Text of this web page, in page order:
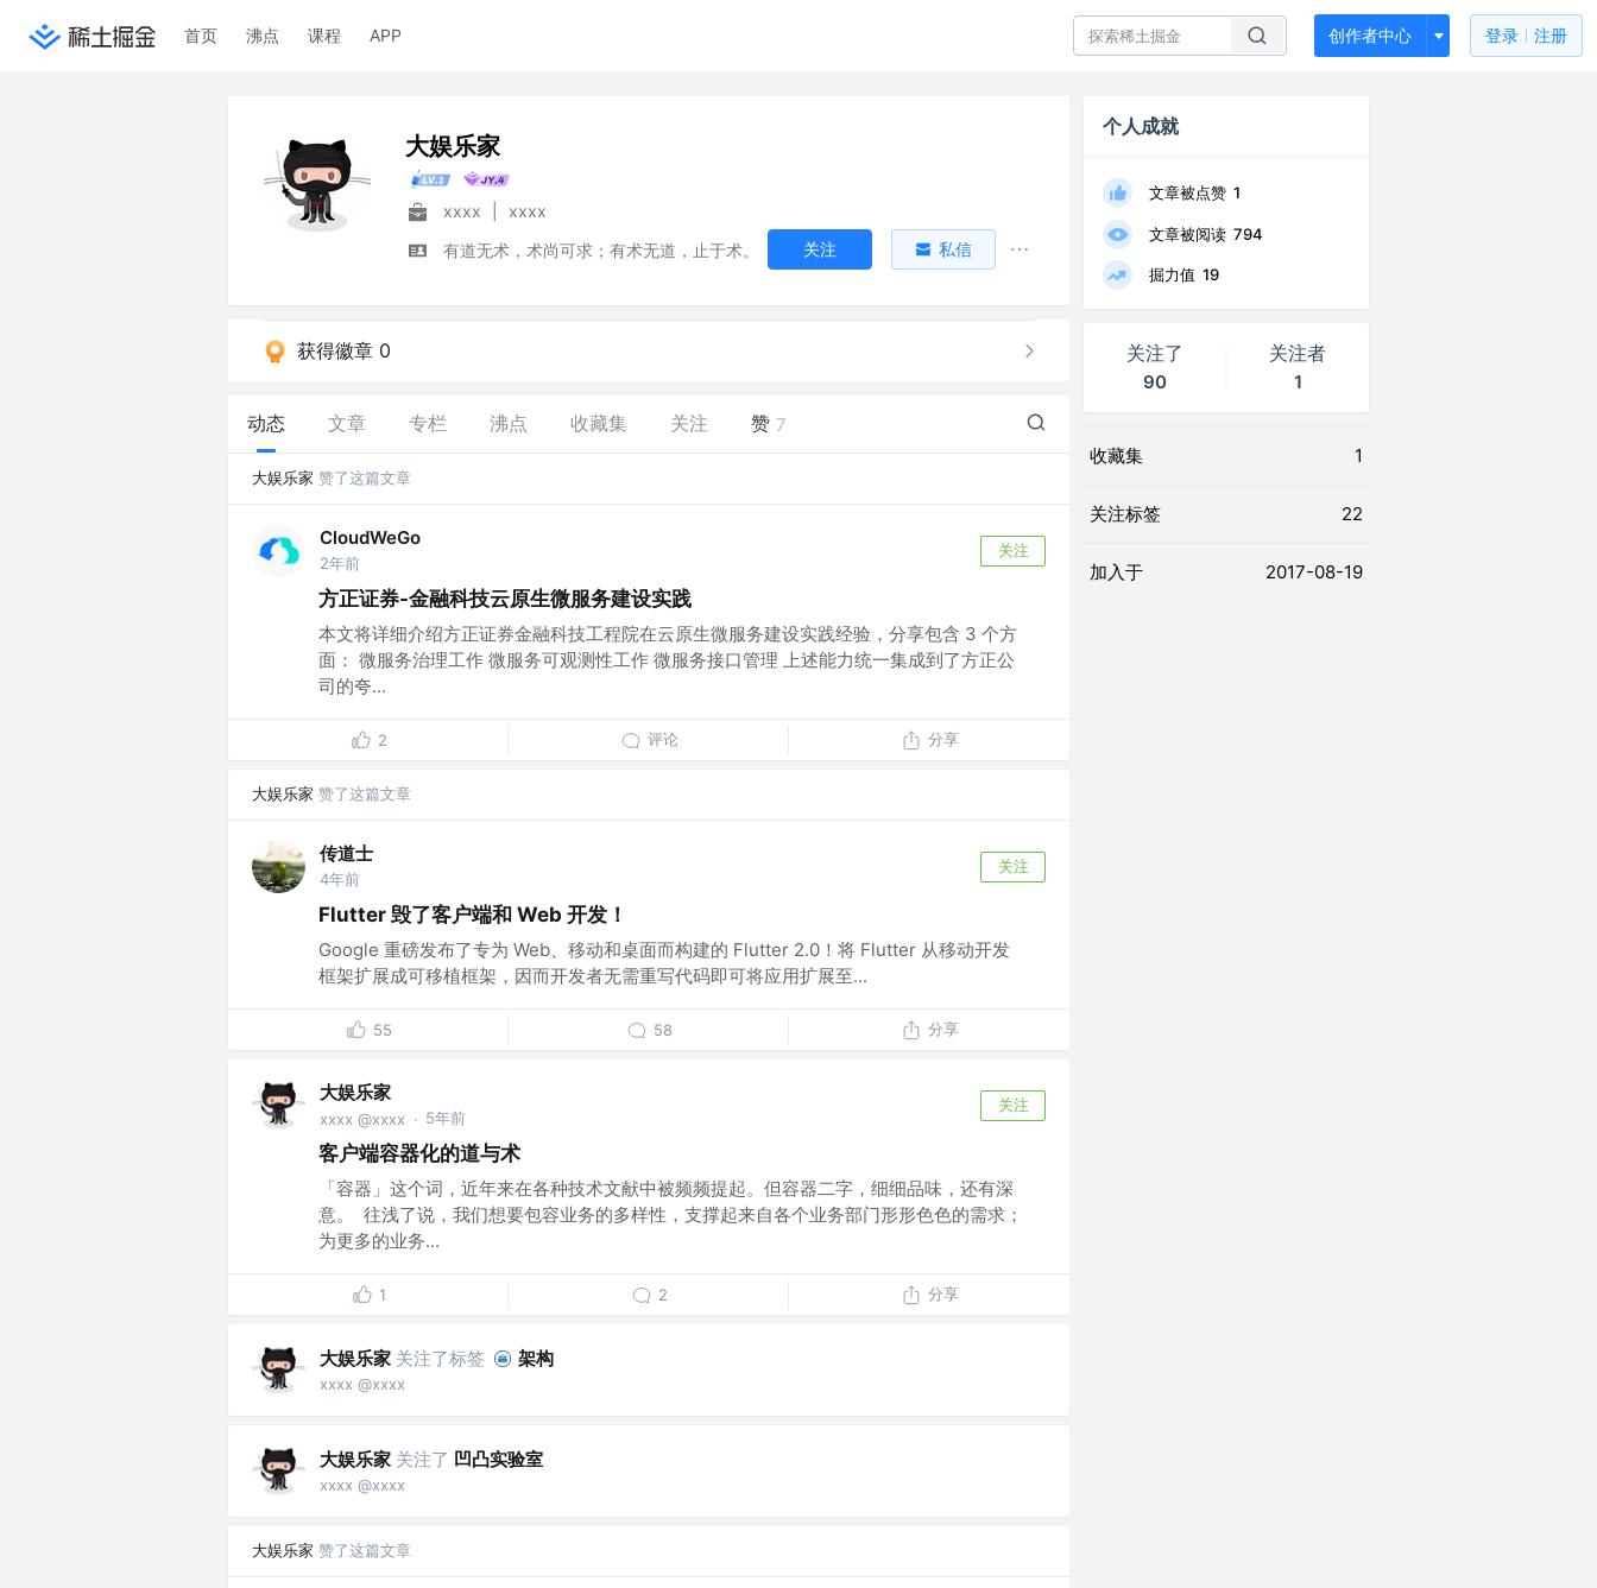
首页 沸点 课程 APP 创作者中心 登录 注册
大娱乐家
xxxx
xxxx
有道无术，术尚可求；有术无道，止于术。
关注 私信
获得徽章 0
动态 文章 专栏 沸点 收藏集 关注 赞 7
大娱乐家 赞了这篇文章
CloudWeGo
2年前
关注
方正证券-金融科技云原生微服务建设实践
本文将详细介绍方正证券金融科技工程院在云原生微服务建设实践经验，分享包含 3 个方
面： 微服务治理工作 微服务可观测性工作 微服务接口管理 上述能力统一集成到了方正公
司的夸...
2 评论 分享
大娱乐家 赞了这篇文章
传道士
4年前
关注
Flutter 毁了客户端和 Web 开发！
Google 重磅发布了专为 Web、移动和桌面而构建的 Flutter 2.0！将 Flutter 从移动开发
框架扩展成可移植框架，因而开发者无需重写代码即可将应用扩展至...
55 58 分享
大娱乐家
xxxx @xxxx · 5年前
关注
客户端容器化的道与术
「容器」这个词，近年来在各种技术文献中被频频提起。但容器二字，细细品味，还有深
意。 往浅了说，我们想要包容业务的多样性，支撑起来自各个业务部门形形色色的需求；
为更多的业务...
1 2 分享
大娱乐家 关注了标签 架构
xxxx @xxxx
大娱乐家 关注了 凹凸实验室
xxxx @xxxx
大娱乐家 赞了这篇文章
个人成就
文章被点赞 1
文章被阅读 794
掘力值 19
关注了
90
关注者
1
收藏集 1
关注标签 22
加入于 2017-08-19